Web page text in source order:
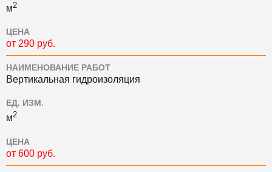
м2
ЦЕНА
от 290 руб.
НАИМЕНОВАНИЕ РАБОТ
Вертикальная гидроизоляция
ЕД. ИЗМ.
м2
ЦЕНА
от 600 руб.